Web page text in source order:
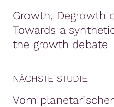
Growth, Degrowth
Towards a
the growth debate
NÄCHSTE STUDIE
Vom